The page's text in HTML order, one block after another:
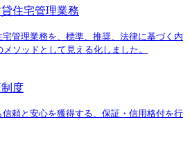
住宅管理業務
管理業務を、標準、推奨、法律に基づく内
ソッドとして見える化しました。
度
頼と安心を獲得する、保証・信用格付を行